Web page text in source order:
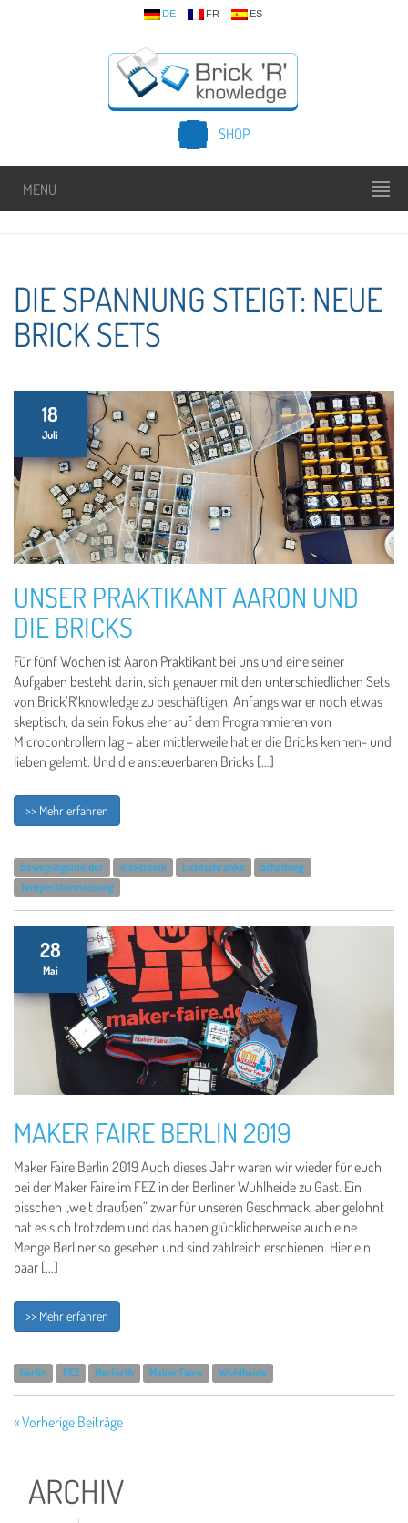
DE FR ES
SHOP
MENU
DIE SPANNUNG STEIGT: NEUE
BRICK SETS
18
Juli
UNSER PRAKTIKANT AARON UND
DIE BRICKS
Für fünf Wochen ist Aaron Praktikant bei uns und eine seiner
Aufgaben besteht darin, sich genauer mit den unterschiedlichen Sets
von Brick’R’knowledge zu beschäftigen. Anfangs war er noch etwas
skeptisch, da sein Fokus eher auf dem Programmieren von
Microcontrollern lag – aber mittlerweile hat er die Bricks kennen- und
lieben gelernt. Und die ansteuerbaren Bricks […]
>> Mehr erfahren
Bewegungsmelder elektronik Lichtschranke
Schaltung
Temperaturmessung
28
Mai
MAKER FAIRE BERLIN 2019
Maker Faire Berlin 2019 Auch dieses Jahr waren wir wieder für euch
bei der Maker Faire im FEZ in der Berliner Wuhlheide zu Gast. Ein
bisschen „weit draußen“ zwar für unseren Geschmack, aber gelohnt
hat es sich trotzdem und das haben glücklicherweise auch eine
Menge Berliner so gesehen und sind zahlreich erschienen. Hier ein
paar […]
>> Mehr erfahren
berlin FEZ Herfurth Maker Faire Wuhlheide
« Vorherige Beiträge
ARCHIV